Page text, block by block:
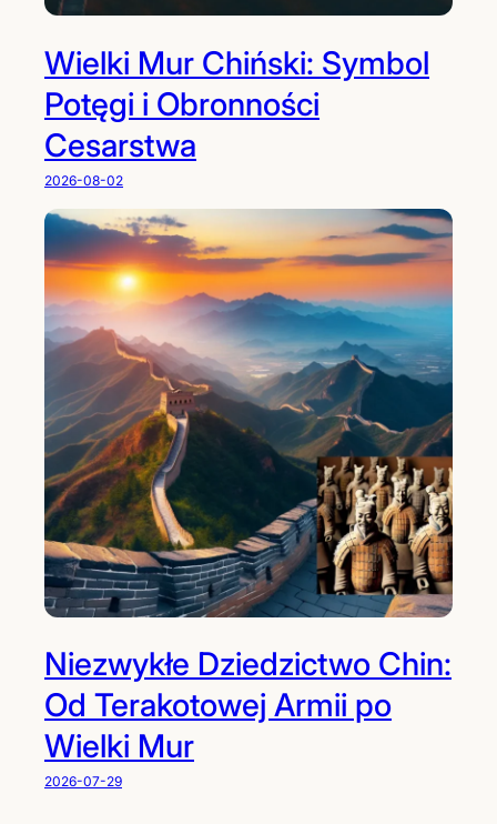
Wielki Mur Chiński: Symbol
Potęgi i Obronności
Cesarstwa
2026-08-02
Niezwykłe Dziedzictwo Chin:
Od Terakotowej Armii po
Wielki Mur
2026-07-29